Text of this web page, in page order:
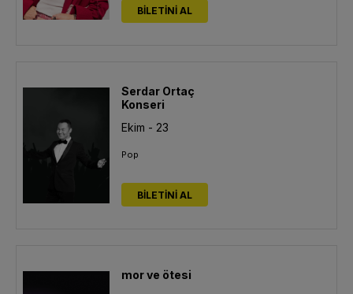
BİLETİNİ AL
Serdar Ortaç
Konseri
Ekim - 23
Pop
BİLETİNİ AL
mor ve ötesi